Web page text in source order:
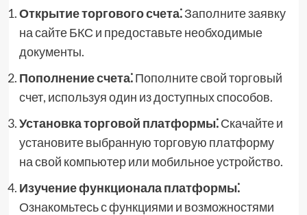
Открытие торгового счета⁚Заполните заявку
на сайте БКС и предоставьте необходимые
документы.
Пополнение счета⁚Пополните свой торговый
счет, используя один из доступных способов.
Установка торговой платформы⁚Скачайте и
установите выбранную торговую платформу
на свой компьютер или мобильное устройство.
Изучение функционала платформы⁚
Ознакомьтесь с функциями и возможностями